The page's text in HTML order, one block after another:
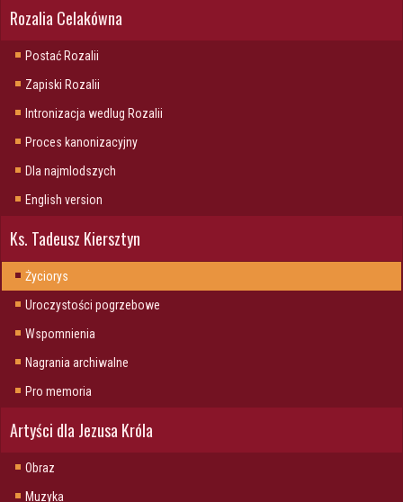
Rozalia Celakówna
Postać Rozalii
Zapiski Rozalii
Intronizacja wedlug Rozalii
Proces kanonizacyjny
Dla najmlodszych
English version
Ks. Tadeusz Kiersztyn
Życiorys
Uroczystości pogrzebowe
Wspomnienia
Nagrania archiwalne
Pro memoria
Artyści dla Jezusa Króla
Obraz
Muzyka